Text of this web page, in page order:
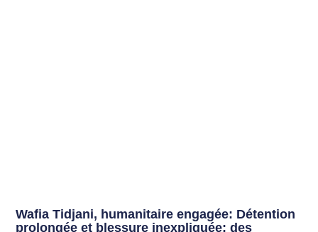
Wafia Tidjani, humanitaire engagée: Détention
prolongée et blessure inexpliquée; des